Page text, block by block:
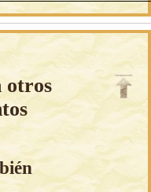
otros